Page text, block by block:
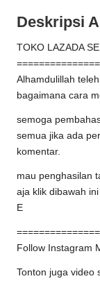
Deskripsi
TOKO LAZADA
Alhamdulillah
bagaimana cara
semoga
semua jika ada
komentar.
mau penghasilan
aja klik dibawah
E
Follow Instagram
Tonton juga video